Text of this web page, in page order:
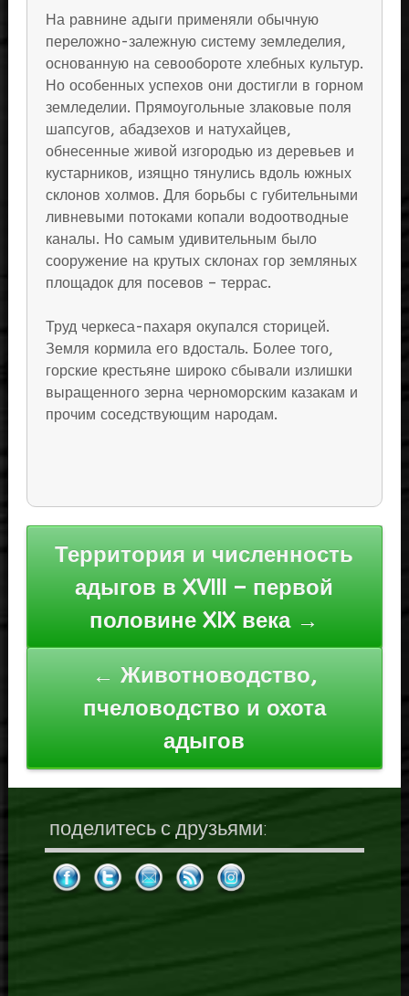
На равнине адыги применяли обычную
переложно-залежную систему земледелия,
основанную на севообороте хлебных культур.
Но особенных успехов они достигли в горном
земледелии. Прямоугольные злаковые поля
шапсугов, абадзехов и натухайцев,
обнесенные живой изгородью из деревьев и
кустарников, изящно тянулись вдоль южных
склонов холмов. Для борьбы с губительными
ливневыми потоками копали водоотводные
каналы. Но самым удивительным было
сооружение на крутых склонах гор земляных
площадок для посевов – террас.
Труд черкеса-пахаря окупался сторицей.
Земля кормила его вдосталь. Более того,
горские крестьяне широко сбывали излишки
выращенного зерна черноморским казакам и
прочим соседствующим народам.
Навигация
записям
Территория и численность
адыгов в XVIII – первой
половине XIX века →
← Животноводство,
пчеловодство и охота
адыгов
поделитесь с друзьями: